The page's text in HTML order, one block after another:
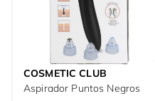
COSMETIC CLUB
Aspirador Puntos Negros